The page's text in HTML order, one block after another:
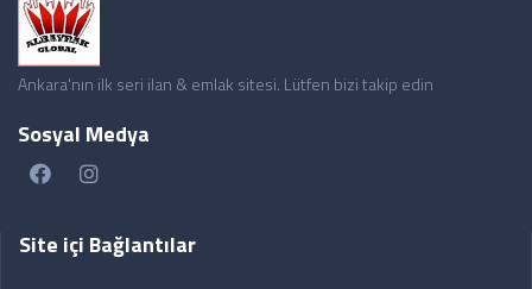
Ankara'nın ilk seri ilan & emlak sitesi. Lütfen bizi takip edin
Sosyal Medya
Site içi Bağlantılar